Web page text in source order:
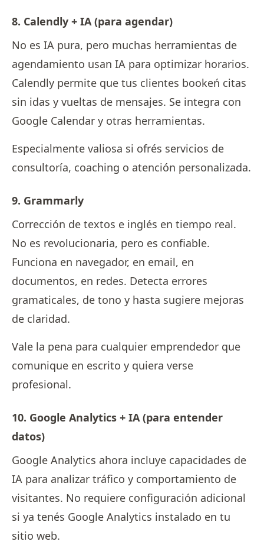
8. Calendly + IA (para agendar)
No es IA pura, pero muchas herramientas de
agendamiento usan IA para optimizar horarios.
Calendly permite que tus clientes bookeń citas
sin idas y vueltas de mensajes. Se integra con
Google Calendar y otras herramientas.
Especialmente valiosa si ofrés servicios de
consultoría, coaching o atención personalizada.
9. Grammarly
Corrección de textos e inglés en tiempo real.
No es revolucionaria, pero es confiable.
Funciona en navegador, en email, en
documentos, en redes. Detecta errores
gramaticales, de tono y hasta sugiere mejoras
de claridad.
Vale la pena para cualquier emprendedor que
comunique en escrito y quiera verse
profesional.
10. Google Analytics + IA (para entender
datos)
Google Analytics ahora incluye capacidades de
IA para analizar tráfico y comportamiento de
visitantes. No requiere configuración adicional
si ya tenés Google Analytics instalado en tu
sitio web.